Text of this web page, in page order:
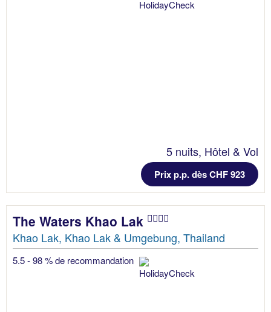
5 nuits, Hôtel & Vol
Prix p.p. dès CHF 923
The Waters Khao Lak
Khao Lak, Khao Lak & Umgebung, Thailand
5.5 - 98 % de recommandation